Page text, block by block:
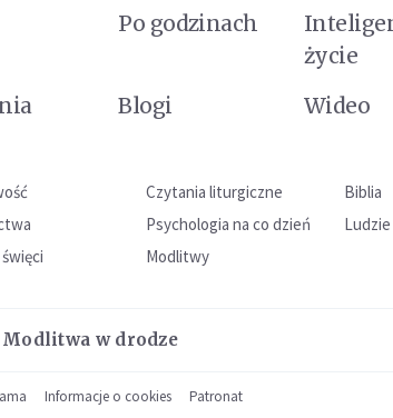
Po godzinach
życie
Blogi Wideo
Czytania liturgiczne
Biblia
Psychologia na co dzień
Modlitwy
Modlitwa w drodze
Informacje o cookies Patronat